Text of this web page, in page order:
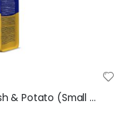
Fish4Dogs Finest Adult White Fish & Potato (Small Bites) 1,5Kg